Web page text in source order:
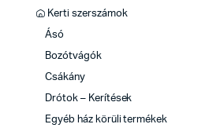
Kerti szerszámok
Ásó
Bozótvágók
Csákány
Drótok – Kerítések
Egyéb ház körüli termékek